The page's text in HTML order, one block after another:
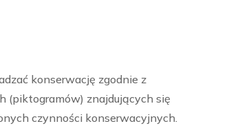
konserwację zgodnie z
(piktogramów) znajdujących się
czynności konserwacyjnych.